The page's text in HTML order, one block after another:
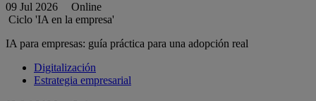
09 Jul 2026
Online
Ciclo 'IA en la empresa'
IA para empresas: guía práctica para una adopción real
Digitalización
Estrategia empresarial